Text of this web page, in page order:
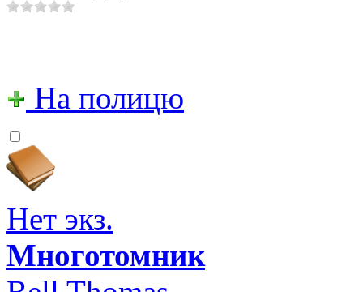
На полицю
Нет экз.
Многотомник